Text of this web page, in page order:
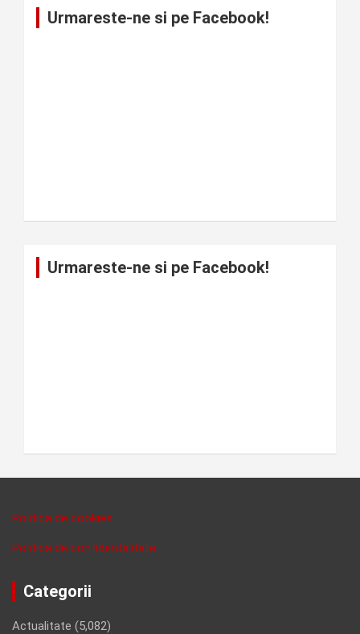
Urmareste-ne si pe Facebook!
Urmareste-ne si pe Facebook!
Politica de cookies
Politica de confidentalitate
Categorii
Actualitate (5,082)